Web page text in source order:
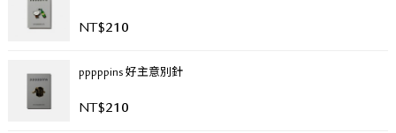
NT$210
pppppins 好主意別針
NT$210
關於退換貨
隱私政策